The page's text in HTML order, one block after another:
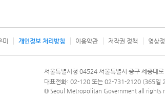
개인정보 처리방침 이용약관 저작권 정책 영상
전화번호 120, 120 다산콜재단
서울특별시청 04524 서울특별시 중구 세종대
대표전화: 02-120 또는 02-731-2120 (365일
© Seoul Metropolitan Government all rights